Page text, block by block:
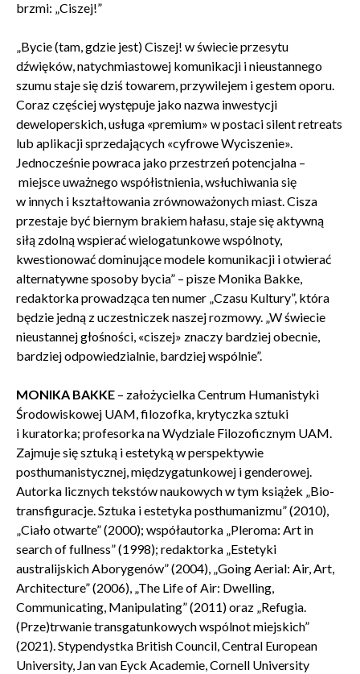
Dołącz do newslettera
POTWIERDŹ ADRES EMAIL
Wyrażam zgodę na przetwarzanie danych osobowych
w celu skorzystania z usługi newsletter.
Administratorem danych osobowych jest Centrum
Kultury ZAMEK z siedzibą w Poznaniu. Zapoznałem/am
się z informacjami dotyczącymi przetwarzania danych
osobowych, które są zawarte w
Polityce prywatności .
brzmi: „Ciszej!”
„Bycie (tam, gdzie jest) Ciszej! w świecie przesytu
dźwięków, natychmiastowej komunikacji i nieustannego
szumu staje się dziś towarem, przywilejem i gestem oporu.
Coraz częściej występuje jako nazwa inwestycji
deweloperskich, usługa «premium» w postaci silent retreats
lub aplikacji sprzedających «cyfrowe Wyciszenie».
Jednocześnie powraca jako przestrzeń potencjalna –
miejsce uważnego współistnienia, wsłuchiwania się
w innych i kształtowania zrównoważonych miast. Cisza
przestaje być biernym brakiem hałasu, staje się aktywną
siłą zdolną wspierać wielogatunkowe wspólnoty,
kwestionować dominujące modele komunikacji i otwierać
alternatywne sposoby bycia” – pisze Monika Bakke,
redaktorka prowadząca ten numer „Czasu Kultury”, która
będzie jedną z uczestniczek naszej rozmowy. „W świecie
nieustannej głośności, «ciszej» znaczy bardziej obecnie,
bardziej odpowiedzialnie, bardziej wspólnie”.
MONIKA BAKKE – założycielka Centrum Humanistyki
Środowiskowej UAM, filozofka, krytyczka sztuki
i kuratorka; profesorka na Wydziale Filozoficznym UAM.
Zajmuje się sztuką i estetyką w perspektywie
posthumanistycznej, międzygatunkowej i genderowej.
Autorka licznych tekstów naukowych w tym książek „Bio-
transfiguracje. Sztuka i estetyka posthumanizmu” (2010),
„Ciało otwarte” (2000); współautorka „Pleroma: Art in
search of fullness” (1998); redaktorka „Estetyki
australijskich Aborygenów” (2004), „Going Aerial: Air, Art,
Architecture” (2006), „The Life of Air: Dwelling,
Communicating, Manipulating” (2011) oraz „Refugia.
(Prze)trwanie transgatunkowych wspólnot miejskich”
(2021). Stypendystka British Council, Central European
University, Jan van Eyck Academie, Cornell University